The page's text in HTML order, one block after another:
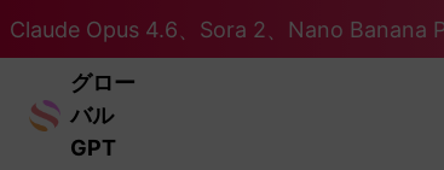
Claude Opus 4.6、Sora 2、Nano Banana
グロー
バル
GPT